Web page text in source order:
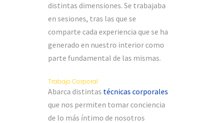
distintas dimensiones. Se trabajaba
en sesiones, tras las que se
comparte cada experiencia que se ha
generado en nuestro interior como
parte fundamental de las mismas.
Trabajo Corporal
Abarca distintas técnicas corporales
que nos permiten tomar conciencia
de lo más íntimo de nosotros